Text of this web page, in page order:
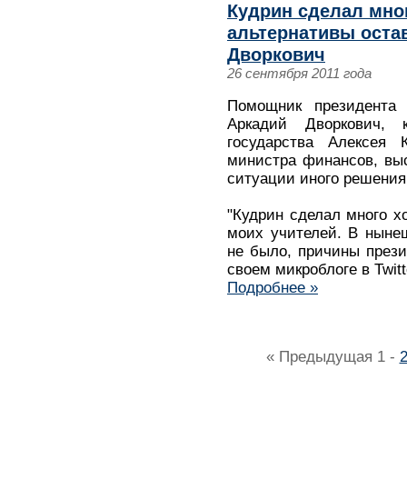
Кудрин сделал
альтернативы
Дворкович
26 сентября 2011 года
Помощник
Аркадий Дворкович,
государства
министра финансов,
ситуации иного
"Кудрин сделал много
моих учителей. В
не было, причины
своем микроблоге в
Подробнее »
« Предыдущая 1- 2